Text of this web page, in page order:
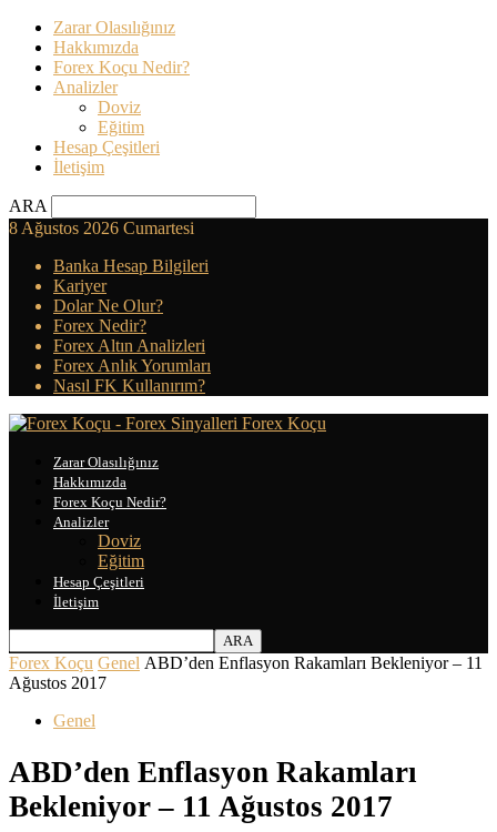
Zarar Olasılığınız
Hakkımızda
Forex Koçu Nedir?
Analizler
Doviz
Eğitim
Hesap Çeşitleri
İletişim
ARA
8 Ağustos 2026 Cumartesi
Banka Hesap Bilgileri
Kariyer
Dolar Ne Olur?
Forex Nedir?
Forex Altın Analizleri
Forex Anlık Yorumları
Nasıl FK Kullanırım?
Forex Koçu
Zarar Olasılığınız
Hakkımızda
Forex Koçu Nedir?
Analizler
Doviz
Eğitim
Hesap Çeşitleri
İletişim
Forex Koçu Genel ABD’den Enflasyon Rakamları Bekleniyor – 11
Ağustos 2017
Genel
ABD’den Enflasyon Rakamları
Bekleniyor – 11 Ağustos 2017